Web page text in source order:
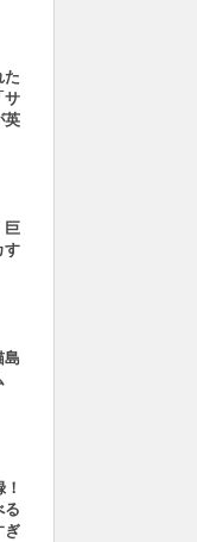
た
サ
英
巨
す
島
る
ぎ